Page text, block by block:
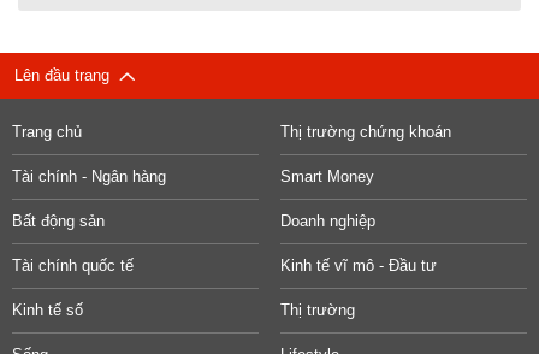
Lên đầu trang
Trang chủ Thị trường chứng khoán
Tài chính - Ngân hàng Smart Money
Bất động sản Doanh nghiệp
Tài chính quốc tế Kinh tế vĩ mô - Đầu tư
Kinh tế số Thị trường